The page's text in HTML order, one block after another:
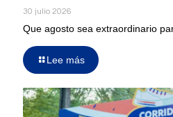
30 julio 2026
Que agosto sea extraordinario
Lee más